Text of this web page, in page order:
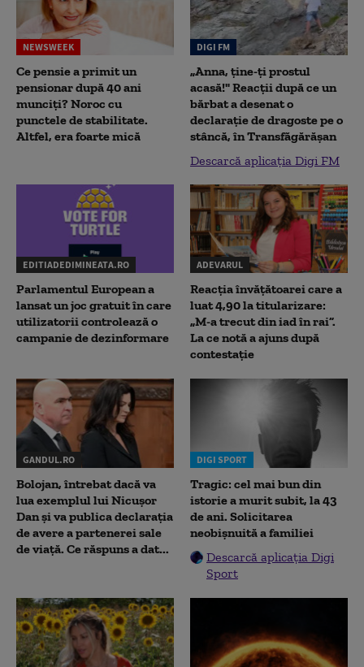
NEWSWEEK
Ce pensie a primit un
pensionar după 40 ani
munciți? Noroc cu
punctele de stabilitate.
Altfel, era foarte mică
DIGI FM
„Anna, ţine-ţi prostul
acasă!" Reacţii după ce un
bărbat a desenat o
declaraţie de dragoste pe o
stâncă, în Transfăgărăşan
Descarcă aplicația Digi FM
EDITIADEDIMINEATA.RO
Parlamentul European a
lansat un joc gratuit în care
utilizatorii controlează o
campanie de dezinformare
ADEVARUL
Reacția învățătoarei care a
luat 4,90 la titularizare:
„M-a trecut din iad în rai”.
La ce notă a ajuns după
contestație
GANDUL.RO
Bolojan, întrebat dacă va
lua exemplul lui Nicușor
Dan și va publica declarația
de avere a partenerei sale
de viață. Ce răspuns a dat...
DIGI SPORT
Tragic: cel mai bun din
istorie a murit subit, la 43
de ani. Solicitarea
neobișnuită a familiei
Descarcă aplicația Digi
Sport